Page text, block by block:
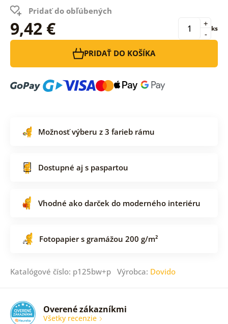
Pridať do obľúbených
9,42 € -
+ ks
PRIDAŤ DO KOŠÍKA
Možnosť výberu z 3 farieb rámu
Dostupné aj s paspartou
Vhodné ako darček do moderného interiéru
Fotopapier s gramážou 200 g/m²
Katalógové číslo: p125bw+p Výrobca: Dovido
Overené zákazníkmi
Všetky recenzie